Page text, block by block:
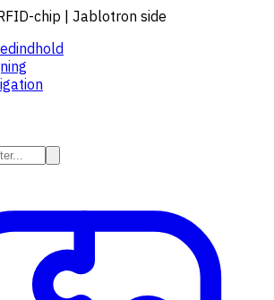
chip | Jablotron side